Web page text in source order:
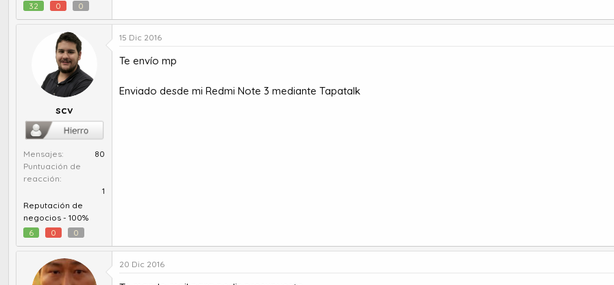
32
0 0
scv
Mensajes
80
Puntuación de
reacción
1
Reputación de
negocios - 100%
6
0 0
15 Dic 2016
Te envío mp
Enviado desde mi Redmi Note 3 mediante Tapatalk
20 Dic 2016